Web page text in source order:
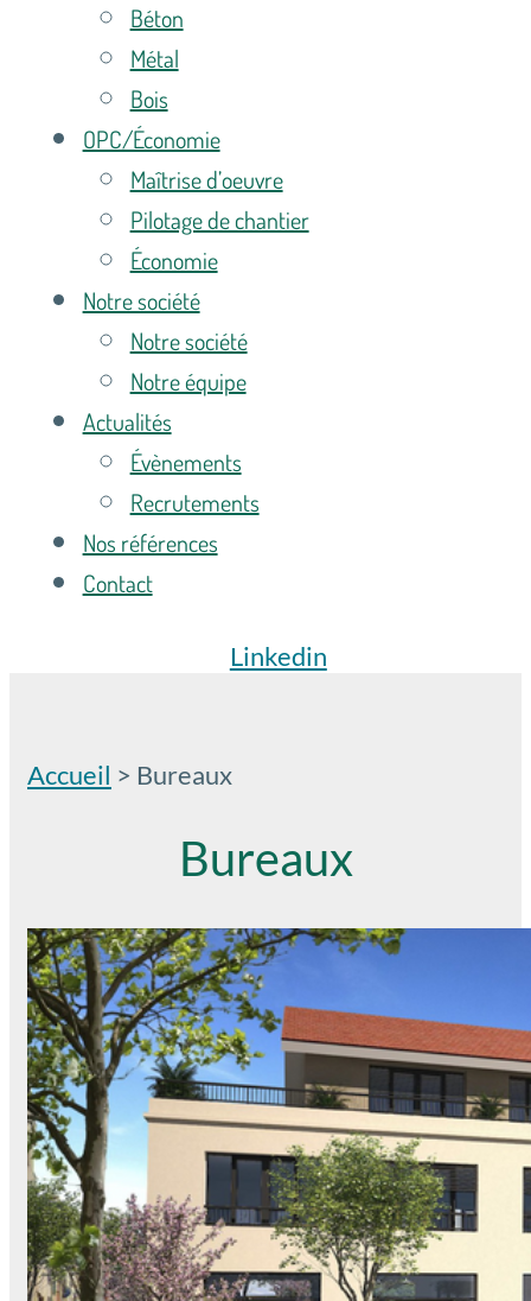
Béton
Métal
Bois
OPC/Économie
Maîtrise d’oeuvre
Pilotage de chantier
Économie
Notre société
Notre société
Notre équipe
Actualités
Évènements
Recrutements
Nos références
Contact
Linkedin
Accueil > Bureaux
Bureaux